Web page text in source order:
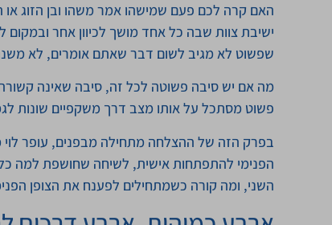
האם קרה לכם פעם שמישהו אמר משהו ובן הזוג
ישיבת צוות שבה כל אחד מושך לכיוון אחר ובמקום
שפשוט לא מגיב לשום דבר שאתם אומרים, לא
מה אם יש סיבה פשוטה לכל זה, סיבה שאינה
פשוט מסתכל על אותו מצב דרך משקפיים שונות
בפרק הזה של ההצלחה מתחילה מבפנים, עופר לוי
הפנימי להתפתחות אישית, לשיחה שחושפת למה
השני, ומה קורה כשמתחילים לפענח את הצופן